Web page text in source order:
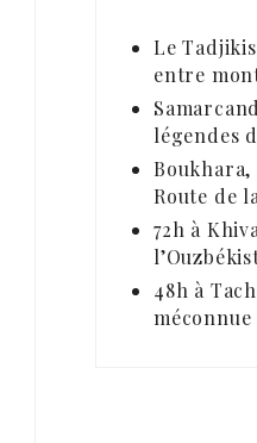
Le
entre
légendes
Boukhara,
Route de
72h à
48h à
méconnue